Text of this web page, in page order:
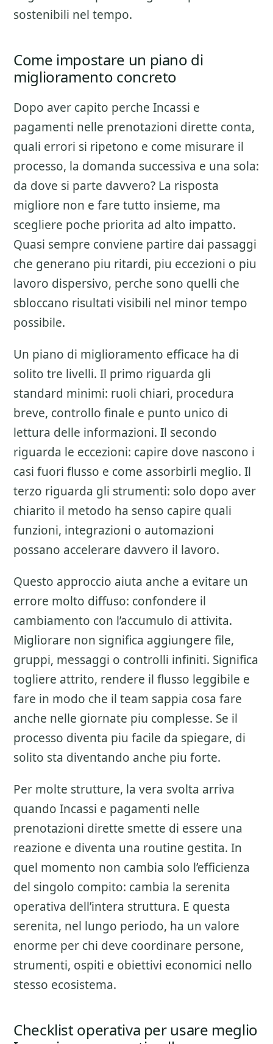
sostenibili nel tempo.
Come impostare un piano di
miglioramento concreto
Dopo aver capito perche Incassi e
pagamenti nelle prenotazioni dirette conta,
quali errori si ripetono e come misurare il
processo, la domanda successiva e una sola:
da dove si parte davvero? La risposta
migliore non e fare tutto insieme, ma
scegliere poche priorita ad alto impatto.
Quasi sempre conviene partire dai passaggi
che generano piu ritardi, piu eccezioni o piu
lavoro dispersivo, perche sono quelli che
sbloccano risultati visibili nel minor tempo
possibile.
Un piano di miglioramento efficace ha di
solito tre livelli. Il primo riguarda gli
standard minimi: ruoli chiari, procedura
breve, controllo finale e punto unico di
lettura delle informazioni. Il secondo
riguarda le eccezioni: capire dove nascono i
casi fuori flusso e come assorbirli meglio. Il
terzo riguarda gli strumenti: solo dopo aver
chiarito il metodo ha senso capire quali
funzioni, integrazioni o automazioni
possano accelerare davvero il lavoro.
Questo approccio aiuta anche a evitare un
errore molto diffuso: confondere il
cambiamento con l’accumulo di attivita.
Migliorare non significa aggiungere file,
gruppi, messaggi o controlli infiniti. Significa
togliere attrito, rendere il flusso leggibile e
fare in modo che il team sappia cosa fare
anche nelle giornate piu complesse. Se il
processo diventa piu facile da spiegare, di
solito sta diventando anche piu forte.
Per molte strutture, la vera svolta arriva
quando Incassi e pagamenti nelle
prenotazioni dirette smette di essere una
reazione e diventa una routine gestita. In
quel momento non cambia solo l’efficienza
del singolo compito: cambia la serenita
operativa dell’intera struttura. E questa
serenita, nel lungo periodo, ha un valore
enorme per chi deve coordinare persone,
strumenti, ospiti e obiettivi economici nello
stesso ecosistema.
Checklist operativa per usare meglio